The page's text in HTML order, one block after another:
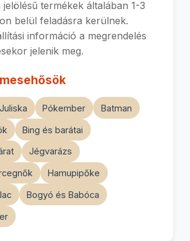
termékek általában 1-3
belül feladásra kerülnek.
információ a megrendelés
jelenik meg.
Pókember Batman
Bing és barátai
Jégvarázs
Hamupipőke
Bogyó és Babóca